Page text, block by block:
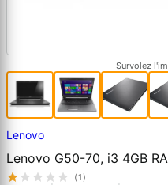
Survolez
Lenovo
Lenovo G50-70, i3 4GB
(1)